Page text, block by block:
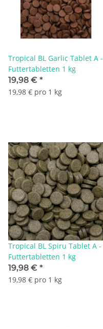
Tropical BL Garlic Tablet A -
Futtertabletten 1 kg
19,98 € *
19,98 € pro 1 kg
Tropical BL Spiru Tablet A -
Futtertabletten 1 kg
19,98 € *
19,98 € pro 1 kg